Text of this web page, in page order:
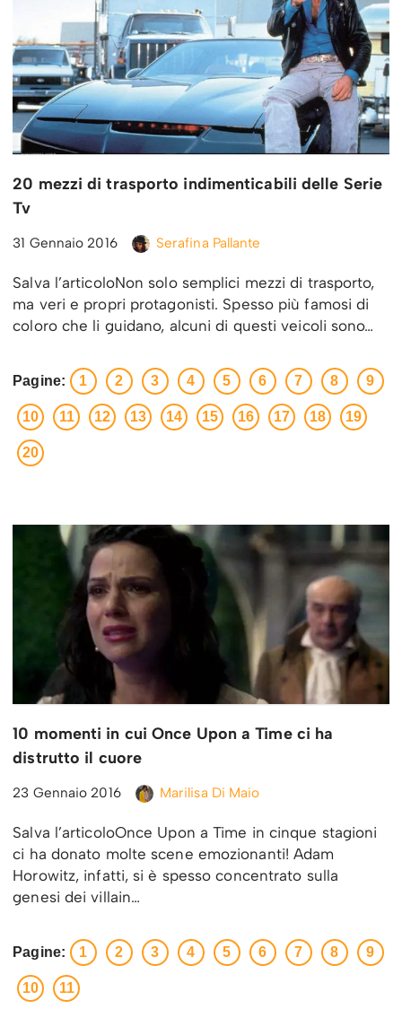
20 mezzi di trasporto indimenticabili delle Serie
Tv
31 Gennaio 2016 Serafina Pallante
Salva l’articoloNon solo semplici mezzi di trasporto,
ma veri e propri protagonisti. Spesso più famosi di
coloro che li guidano, alcuni di questi veicoli sono…
Pagine: 1 2 3 4 5 6 7 8 9
10 11 12 13 14 15 16 17 18 19
20
10 momenti in cui Once Upon a Time ci ha
distrutto il cuore
23 Gennaio 2016 Marilisa Di Maio
Salva l’articoloOnce Upon a Time in cinque stagioni
ci ha donato molte scene emozionanti! Adam
Horowitz, infatti, si è spesso concentrato sulla
genesi dei villain…
Pagine: 1 2 3 4 5 6 7 8 9
10 11